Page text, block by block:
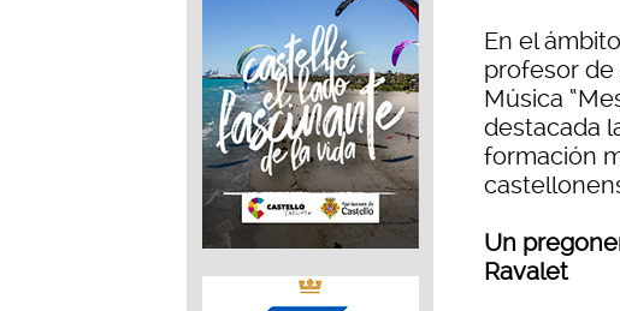
En el
profesor de
Música
destacada
formación
Un
Ravalet